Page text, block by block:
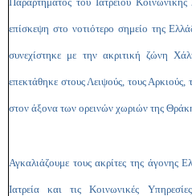
επίσκεψη στο νοτιότερο σημείο της
συνεχίστηκε με την ακριτική ζώνη
επεκτάθηκε στους Λειψούς, τους
στον άξονα των ορεινών χωριών της
Αγκαλιάζουμε τους ακρίτες της άγονης
Ιατρεία και τις Κοινωνικές